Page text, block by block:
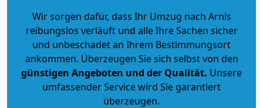
Wir sorgen dafür, dass Ihr Umzug nach Arnis
reibungslos verläuft und alle Ihre Sachen sicher
und unbeschadet an Ihrem Bestimmungsort
ankommen. Überzeugen Sie sich selbst von den
günstigen Angeboten und der Qualität. Unsere
umfassender Service wird Sie garantiert
überzeugen.